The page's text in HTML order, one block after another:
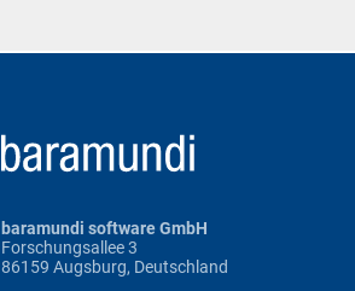
baramundi software GmbH
Forschungsallee 3
86159 Augsburg, Deutschland